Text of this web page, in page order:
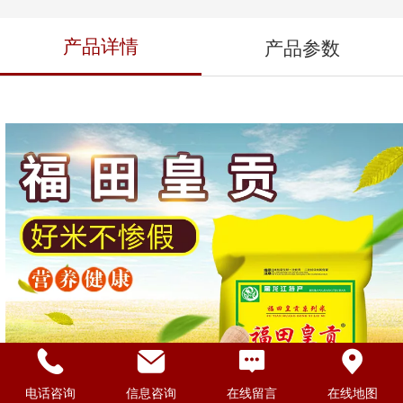
产品详情 产品参数
电话咨询 信息咨询 在线留言 在线地图